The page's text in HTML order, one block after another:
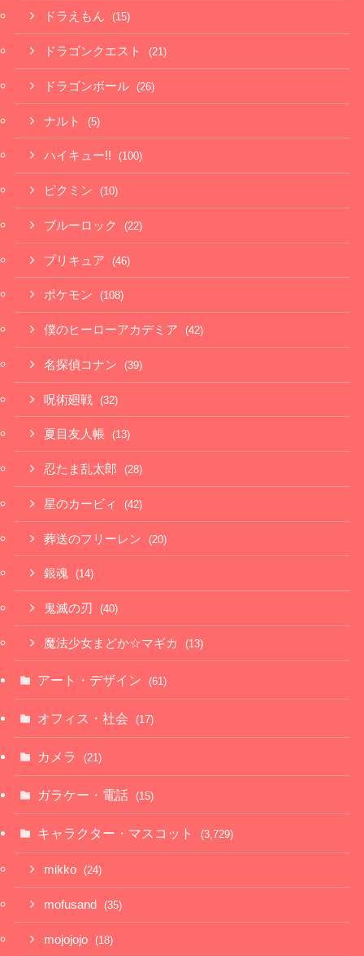
ドラえもん (15)
ドラゴンクエスト (21)
ドラゴンボール (26)
ナルト (5)
ハイキュー!! (100)
ピクミン (10)
ブルーロック (22)
プリキュア (46)
ポケモン (108)
僕のヒーローアカデミア (42)
名探偵コナン (39)
呪術廻戦 (32)
夏目友人帳 (13)
忍たま乱太郎 (28)
星のカービィ (42)
葬送のフリーレン (20)
銀魂 (14)
鬼滅の刃 (40)
魔法少女まどか☆マギカ (13)
アート・デザイン (61)
オフィス・社会 (17)
カメラ (21)
ガラケー・電話 (15)
キャラクター・マスコット (3,729)
mikko (24)
mofusand (35)
mojojojo (18)